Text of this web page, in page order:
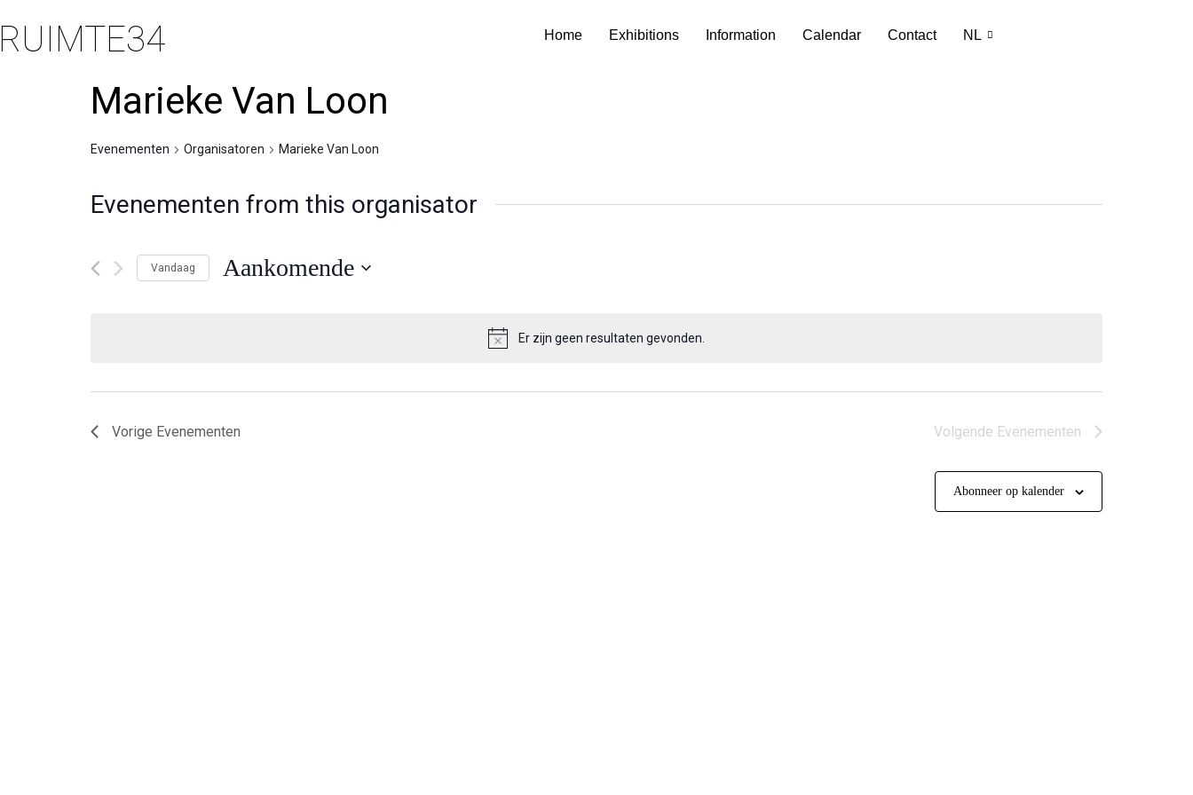
Home Exhibitions Information Calendar Contact NL
Er zijn geen resultaten gevonden.
Marieke Van Loon
Evenementen Organisatoren Marieke Van Loon
Evenementen from this organisator
Vandaag Aankomende
Vorige Evenementen Volgende Evenementen
Abonneer op kalender